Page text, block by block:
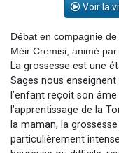
Voir la
Débat en compagnie
Méir Cremisi, animé par
La grossesse est une
Sages nous
l’enfant reçoit son
l’apprentissage de la
la maman, la
particulièrement